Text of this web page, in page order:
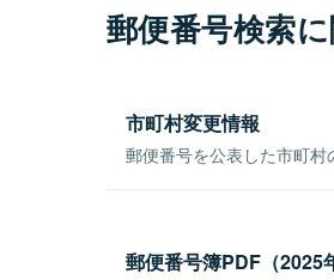
郵便番号検索
市町村変更情報
郵便番号を公表した市町村
郵便番号簿PDF（2025